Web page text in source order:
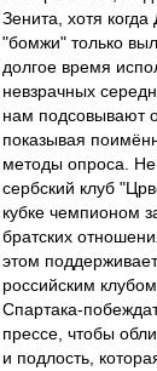
Зенита, хотя когда
"бомжи" только
долгое время
невзрачных
нам
показывая
методы опроса.
сербский клуб
кубке чемпионом
братских
этом
российским
Спартака-
прессе, чтобы
и подлость,